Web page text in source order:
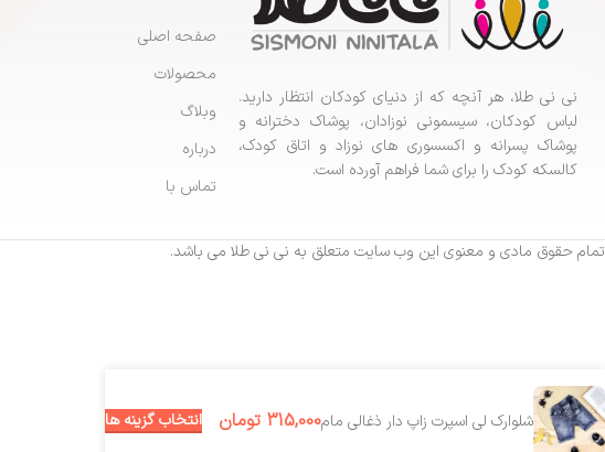
نی نی طلا، هر آنچه که از دنیای کودکان انتظار دارید.
لباس کودکان، سیسمونی نوزادان، پوشاک دخترانه و
پوشاک پسرانه و اکسسوری های نوزاد و اتاق کودک،
کالسکه کودک را برای شما فراهم آورده است.
صفحه اصلی
محصولات
وبلاگ
درباره
تماس با
تمام حقوق مادی و معنوی این وب سایت متعلق به نی نی طلا می باشد.
شلوارک لی اسپرت زاپ دار ذغالی مام315,000 تومان انتخاب گزینه ها